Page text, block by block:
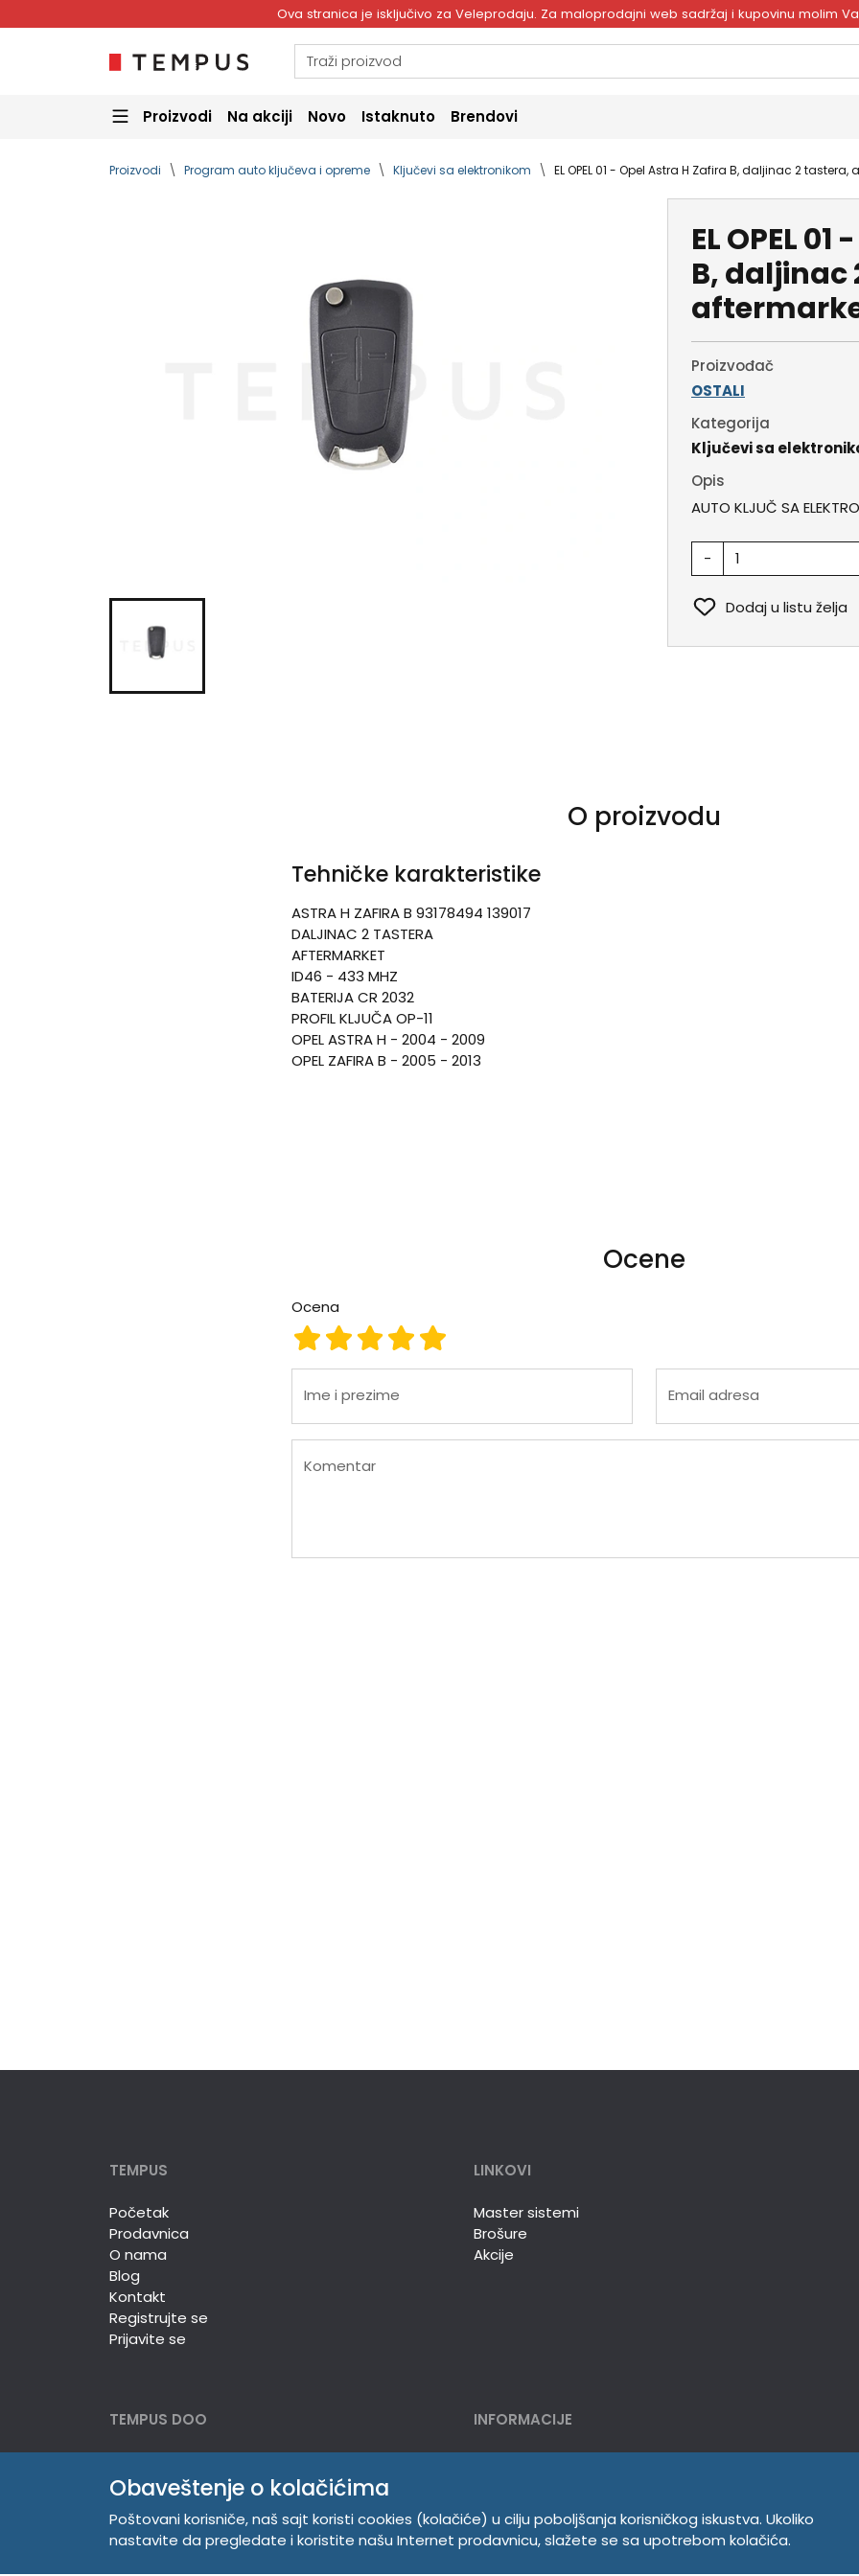
Ova stranica je isključivo za Veleprodaju. Za maloprodajni web sadržaj i kupovinu molim
Proizvodi Na akciji Novo Istaknuto Brendovi
Proizvodi Program auto ključeva i opreme Ključevi sa elektronikom EL OPEL 01 - Opel Astra H Zafira B, daljinac 2 tastera,
EL OPEL
B, daljinac
Proizvođač
OSTALI
Kategorija
Ključevi sa
Opis
AUTO KLJUČ SA
-
Dodaj u listu želja
O proizvodu
Tehničke karakteristike
ASTRA H ZAFIRA B 93178494 139017
DALJINAC 2 TASTERA
AFTERMARKET
ID46 - 433 MHZ
BATERIJA CR 2032
PROFIL KLJUČA OP-11
OPEL ASTRA H - 2004 - 2009
OPEL ZAFIRA B - 2005 - 2013
Ocene
Ocena
Ocena 5
Ocena 4
Ocena 3
Ocena 2
Ocena 1
Ime i prezime Email adresa
Komentar
TEMPUS
Početak
Prodavnica
O nama
Blog
Kontakt
Registrujte se
Prijavite se
LINKOVI
Master sistemi
Brošure
Akcije
TEMPUS DOO
Novi Sad, Srbija
381 21 529 883
Mobilni:381 63 529 608
PIB 104345469
INFORMACIJE
Obaveštenje o kolačićima
Poštovani korisniče, naš sajt koristi cookies (kolačiće) u cilju poboljšanja korisničkog iskustva. Ukoliko
nastavite da pregledate i koristite našu Internet prodavnicu, slažete se sa upotrebom kolačića.